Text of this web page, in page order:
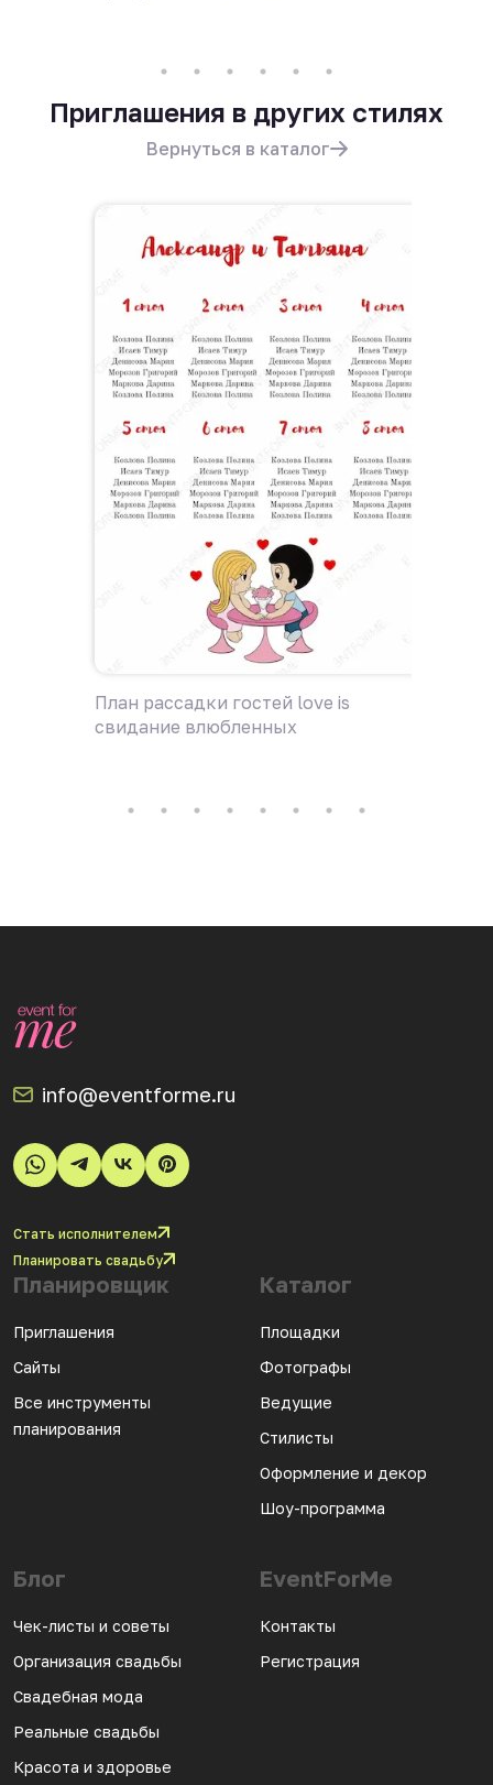
Приглашения в других стилях
Вернуться в каталог
План рассадки гостей love is
свидание влюбленных
info@eventforme.ru
Стать исполнителем
Планировать свадьбу
Планировщик
Приглашения
Сайты
Все инструменты
планирования
Каталог
Площадки
Фотографы
Ведущие
Стилисты
Оформление и декор
Шоу-программа
Блог
Чек-листы и советы
Организация свадьбы
Свадебная мода
Реальные свадьбы
Красота и здоровье
EventForMe
Контакты
Регистрация